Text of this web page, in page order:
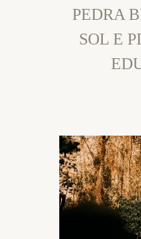
PEDRA
SOL E